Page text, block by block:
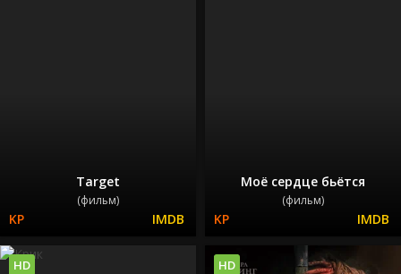
Target
(фильм)
Моё сердце бьётся
(фильм)
HD HD